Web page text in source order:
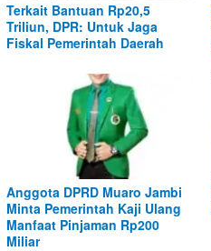
Terkait Bantuan Rp20,5
Triliun, DPR: Untuk Jaga
Fiskal Pemerintah Daerah
Anggota DPRD Muaro Jambi
Minta Pemerintah Kaji Ulang
Manfaat Pinjaman Rp200
Miliar